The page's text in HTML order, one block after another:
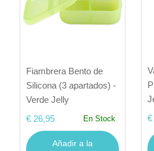
Fiambrera Bento de
Silicona (3 apartados) -
Verde Jelly
€ 26,95
En Stock
Añadir a la
€